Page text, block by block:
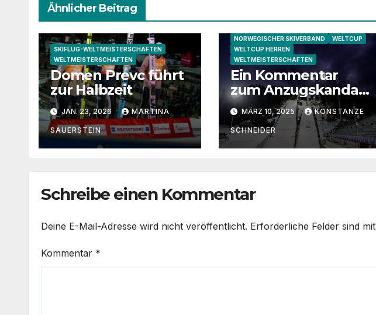
Ähnlicher Beitrag
SKIFLUG-WELTMEISTERSCHAFTEN
WELTMEISTERSCHAFTEN
Domen Prevc führt
zur Halbzeit
JAN. 23, 2026 MARTINA
SAUERSTEIN
NORWEGISCHER SKIVERBAND
WELTCUP
WELTCUP HERREN
WELTMEISTERSCHAFTEN
Ein Kommentar
zum Anzugskandal
von Trondheim
MÄRZ 10, 2025 KONSTANZE
SCHNEIDER
Schreibe einen Kommentar
Deine E-Mail-Adresse wird nicht veröffentlicht. Erforderliche Felder sind mit
Kommentar *